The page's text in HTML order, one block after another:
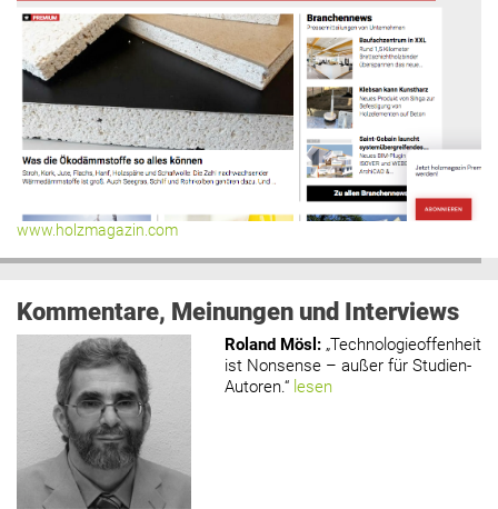
www.holzmagazin.com
Kommentare, Meinungen und Interviews
Roland Mösl : „Technologieoffenheit
ist Nonsense – außer für Studien-
Autoren.“ lesen